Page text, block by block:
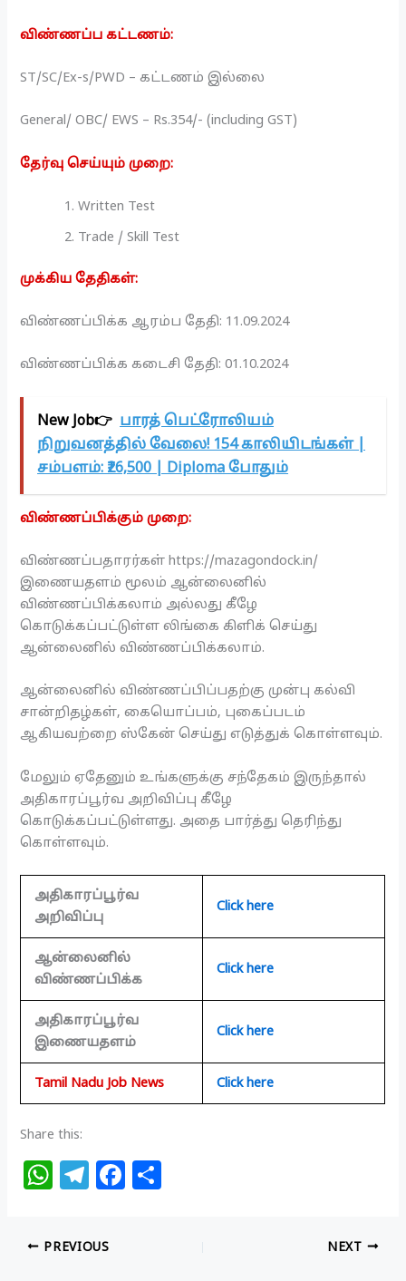
விண்ணப்ப கட்டணம்:
ST/SC/Ex-s/PWD – கட்டணம் இல்லை
General/ OBC/ EWS – Rs.354/- (including GST)
தேர்வு செய்யும் முறை:
Written Test
Trade / Skill Test
முக்கிய தேதிகள்:
விண்ணப்பிக்க ஆரம்ப தேதி: 11.09.2024
விண்ணப்பிக்க கடைசி தேதி: 01.10.2024
New Job👉 பாரத் பெட்ரோலியம்
நிறுவனத்தில் வேலை! 154 காலியிடங்கள் |
சம்பளம்: ₹26,500 | Diploma போதும்
விண்ணப்பிக்கும் முறை:
விண்ணப்பதாரர்கள் https://mazagondock.in/
இணையதளம் மூலம் ஆன்லைனில்
விண்ணப்பிக்கலாம் அல்லது கீழே
கொடுக்கப்பட்டுள்ள லிங்கை கிளிக் செய்து
ஆன்லைனில் விண்ணப்பிக்கலாம்.
ஆன்லைனில் விண்ணப்பிப்பதற்கு முன்பு கல்வி
சான்றிதழ்கள், கையொப்பம், புகைப்படம்
ஆகியவற்றை ஸ்கேன் செய்து எடுத்துக் கொள்ளவும்.
மேலும் ஏதேனும் உங்களுக்கு சந்தேகம் இருந்தால்
அதிகாரப்பூர்வ அறிவிப்பு கீழே
கொடுக்கப்பட்டுள்ளது. அதை பார்த்து தெரிந்து
கொள்ளவும்.
அதிகாரப்பூர்வ
அறிவிப்பு
Click here
ஆன்லைனில்
விண்ணப்பிக்க
Click here
அதிகாரப்பூர்வ
இணையதளம்
Click here
Tamil Nadu Job News Click here
Share this:
W
at
s
T
e
g
F
PREVIOUS NEXT